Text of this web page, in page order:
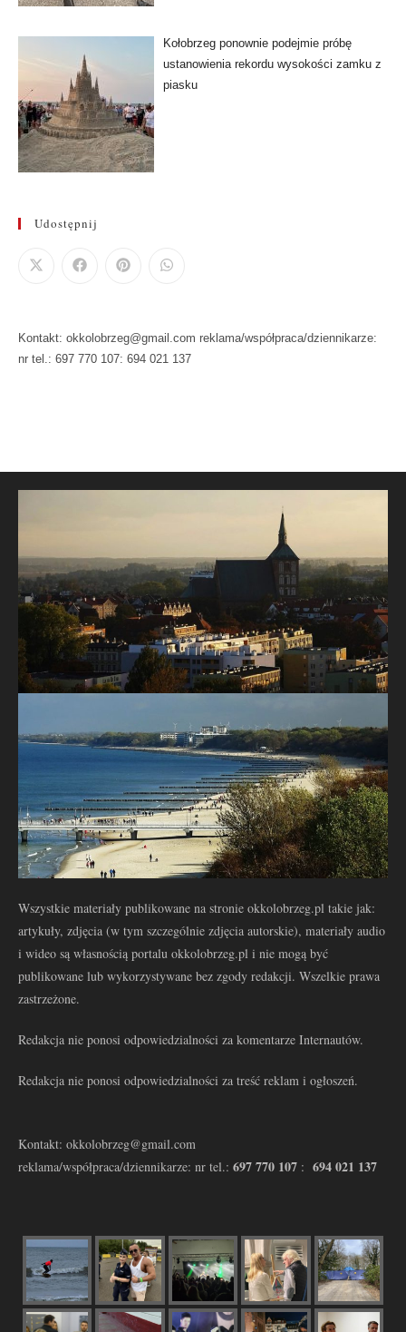
Kołobrzeg ponownie podejmie próbę
ustanowienia rekordu wysokości zamku z
piasku
Udostępnij
Kontakt: okkolobrzeg@gmail.com reklama/współpraca/dziennikarze:
nr tel.: 697 770 107: 694 021 137
Wszystkie materiały publikowane na stronie okkolobrzeg.pl takie jak:
artykuły, zdjęcia (w tym szczególnie zdjęcia autorskie), materiały audio
i wideo są własnością portalu okkolobrzeg.pl i nie mogą być
publikowane lub wykorzystywane bez zgody redakcji. Wszelkie prawa
zastrzeżone.
Redakcja nie ponosi odpowiedzialności za komentarze Internautów.
Redakcja nie ponosi odpowiedzialności za treść reklam i ogłoszeń.
Kontakt: okkolobrzeg@gmail.com
reklama/współpraca/dziennikarze: nr tel.: 697 770 107 : 694 021 137